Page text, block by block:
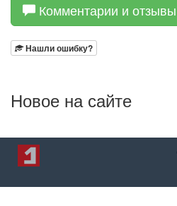
Комментарии и отзывы
Нашли ошибку?
Новое на сайте